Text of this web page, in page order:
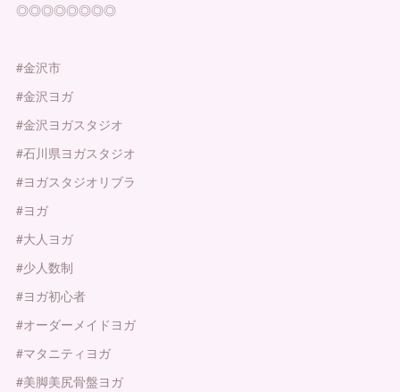
◎◎◎◎◎◎◎◎
#金沢市
#金沢ヨガ
#金沢ヨガスタジオ
#石川県ヨガスタジオ
#ヨガスタジオリブラ
#ヨガ
#大人ヨガ
#少人数制
#ヨガ初心者
#オーダーメイドヨガ
#マタニティヨガ
#美脚美尻骨盤ヨガ